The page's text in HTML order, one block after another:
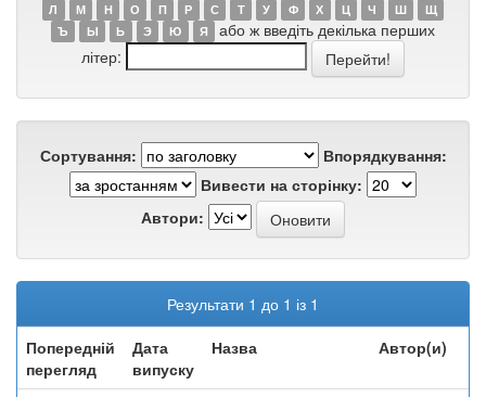
Л
М Н О П Р С Т У Ф Х Ц Ч Ш
Щ
Ъ
Ы Ь Э Ю Я
або ж введіть декілька перших
літер:
Сортування:
Впорядкування:
Вивести на сторінку:
Автори:
Результати 1 до 1 із 1
Попередній
перегляд
Дата
випуску
Назва Автор(и)